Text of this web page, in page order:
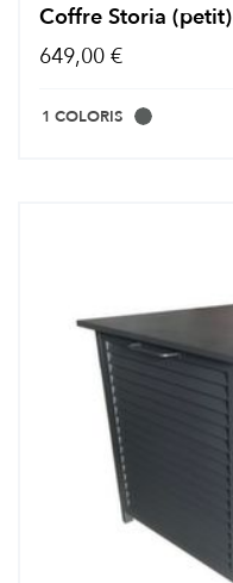
Coffre Storia (petit)
649,00 €
1 COLORIS